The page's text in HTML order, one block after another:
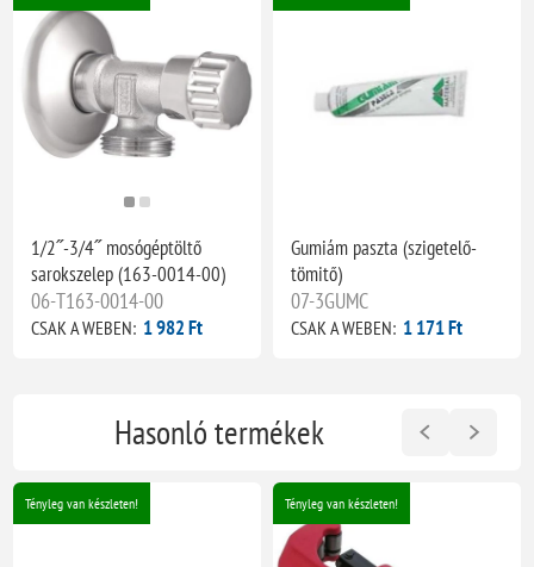
1/2˝-3/4˝ mosógéptöltő
sarokszelep (163-0014-00)
06-T163-0014-00
CSAK A WEBEN: 1 982 Ft
Gumiám paszta (szigetelő-
tömitő)
07-3GUMC
CSAK A WEBEN: 1 171 Ft
Hasonló termékek
Tényleg van készleten! Tényleg van készleten!